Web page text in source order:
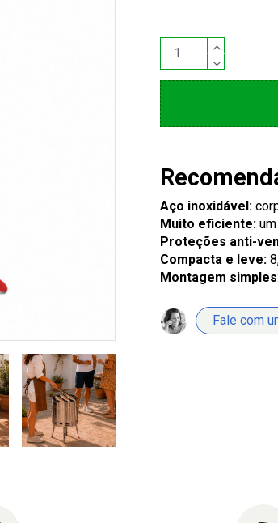
Aço inoxidável:
Muito eficiente:
Proteções anti-
Compacta e leve:
Montagem simples
Fale com